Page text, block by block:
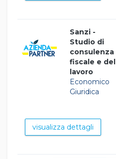
Sanzi -
Studio di
consulenza
fiscale e del
lavoro
Economico
Giuridica
visualizza dettagli